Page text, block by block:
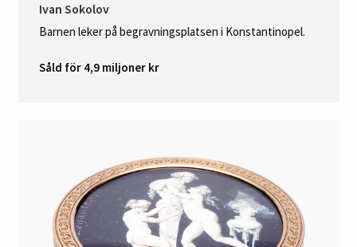
Ivan Sokolov
Barnen leker på begravningsplatsen i Konstantinopel.
Såld för 4,9 miljoner kr